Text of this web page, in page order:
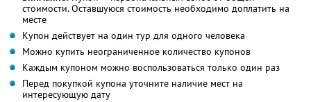
стоимости. Оставшуюся стоимость необходимо доплатить на
месте
Купон действует на один тур для одного человека
Можно купить неограниченное количество купонов
Каждым купоном можно воспользоваться только один раз
Перед покупкой купона уточните наличие мест на
интересующую дату